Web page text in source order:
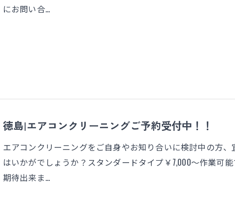
にお問い合…
徳島|エアコンクリーニングご予約受付中！！
エアコンクリーニングをご自身やお知り合いに検討中の方、
はいかがでしょうか？スタンダードタイプ￥7,000～作業可
期待出来ま…